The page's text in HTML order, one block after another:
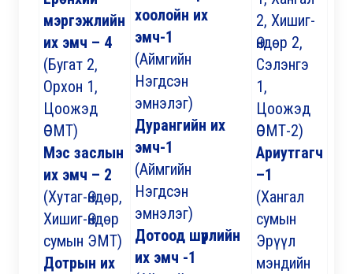
мэргэжлийн
их эмч – 4
(Бугат 2,
Орхон 1,
Цоожэд
ӨЭМТ)
Мэс заслын
их эмч – 2
(Хутаг-Өндөр,
Хишиг-Өндөр
сумын ЭМТ)
Дотрын их
хоолойн их
эмч-1
(Аймгийн
Нэгдсэн
эмнэлэг)
Дурангийн их
эмч-1
(Аймгийн
Нэгдсэн
эмнэлэг)
Дотоод шүүрлийн
их эмч -1
2, Хишиг-
Өндөр 2,
Сэлэнгэ
1,
Цоожэд
ӨЭМТ-2)
Ариутгагч
–1
(Хангал
сумын
Эрүүл
мэндийн